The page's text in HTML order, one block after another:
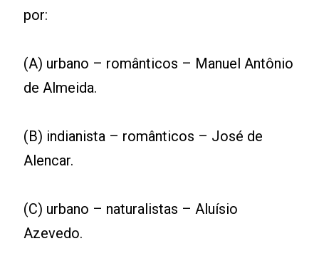
por:
(A) urbano – românticos – Manuel Antônio
de Almeida.
(B) indianista – românticos – José de
Alencar.
(C) urbano – naturalistas – Aluísio
Azevedo.